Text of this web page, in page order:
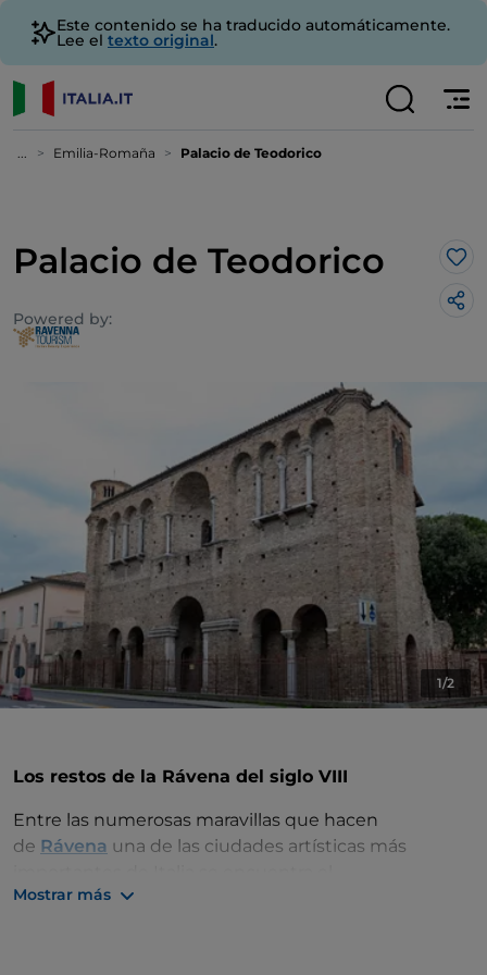
Este contenido se ha traducido automáticamente.
Lee el texto original.
... Emilia-Romaña Palacio de Teodorico
Palacio de Teodorico Me
Powered by:
1/2
Los restos de la Rávena del siglo VIII
Entre las numerosas maravillas que hacen
de Rávena una de las ciudades artísticas más
antiguoPalacio de Teodorico
Mostrar más